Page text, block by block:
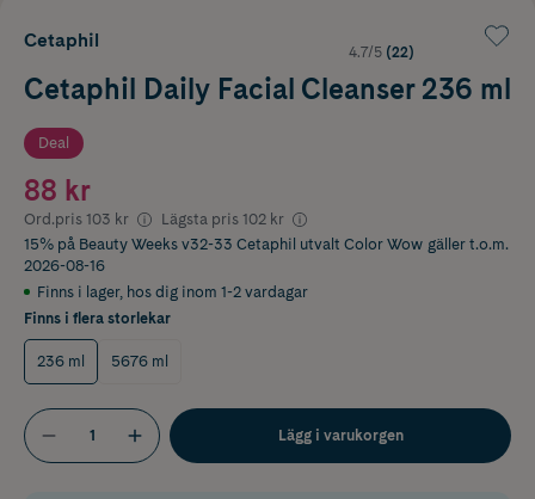
Cetaphil
4.7/5 (22)
Cetaphil Daily Facial Cleanser 236 ml
Deal
88 kr
Ord.pris 103 kr Lägsta pris 102 kr
15% på Beauty Weeks v32-33 Cetaphil utvalt Color Wow gäller t.o.m.
2026-08-16
Finns i lager, hos dig inom 1-2 vardagar
Finns i flera storlekar
236 ml 5676 ml
Lägg i varukorgen